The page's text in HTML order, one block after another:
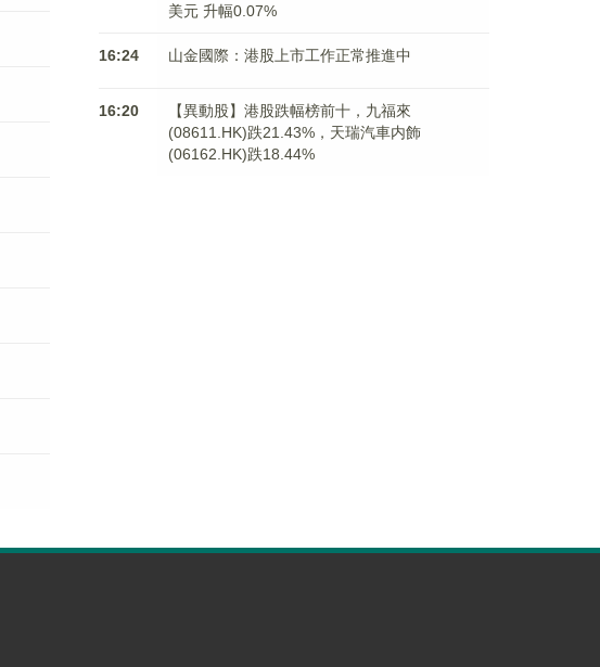
美元 升幅0.07%
16:24 山金國際：港股上市工作正常推進中
16:20
【異動股】港股跌幅榜前十，九福來
(08611.HK)跌21.43%，天瑞汽車内飾
(06162.HK)跌18.44%